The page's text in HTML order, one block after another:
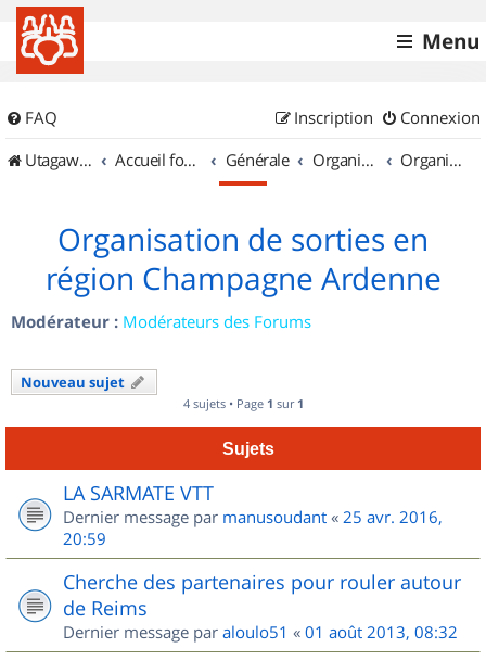
Menu
FAQ Connexion
Inscription
UtagawaVTT (Randos VTT et VTTAE avec traces GPS)
Accueil forum Générale Organisation de sorties & Recherche de partenaires Organisation de sorties en région Champagne Ardenne
Organisation de sorties en
région Champagne Ardenne
Modérateur : Modérateurs des Forums
Nouveau sujet
4 sujets • Page 1 sur 1
Sujets
LA SARMATE VTT
Dernier message par manusoudant « 25 avr. 2016,
20:59
Cherche des partenaires pour rouler autour
de Reims
Dernier message par aloulo51 « 01 août 2013, 08:32